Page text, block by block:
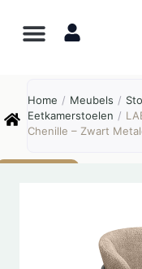
Home / Meubels /
Eetkamerstoelen /
Chenille – Zwart
Online